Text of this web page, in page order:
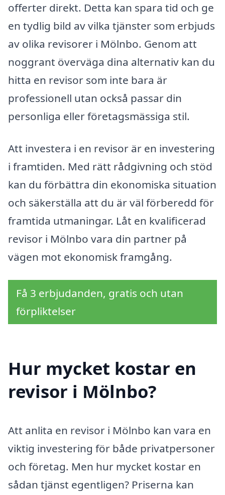
offerter direkt. Detta kan spara tid och ge
en tydlig bild av vilka tjänster som erbjuds
av olika revisorer i Mölnbo. Genom att
noggrant överväga dina alternativ kan du
hitta en revisor som inte bara är
professionell utan också passar din
personliga eller företagsmässiga stil.
Att investera i en revisor är en investering
i framtiden. Med rätt rådgivning och stöd
kan du förbättra din ekonomiska situation
och säkerställa att du är väl förberedd för
framtida utmaningar. Låt en kvalificerad
revisor i Mölnbo vara din partner på
vägen mot ekonomisk framgång.
Få 3 erbjudanden, gratis och utan
förpliktelser
Hur mycket kostar en
revisor i Mölnbo?
Att anlita en revisor i Mölnbo kan vara en
viktig investering för både privatpersoner
och företag. Men hur mycket kostar en
sådan tjänst egentligen? Priserna kan